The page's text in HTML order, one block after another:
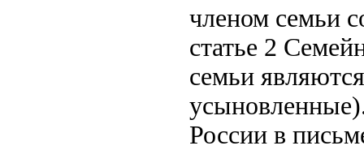
членом семьи
статье 2
семьи
России в